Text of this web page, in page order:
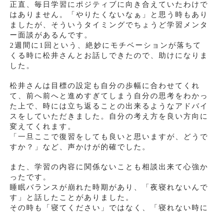
正直、毎日学習にポジティブに向き合えていたわけで
はありません。「やりたくないなぁ」と思う時もあり
ましたが、そういうタイミングでちょうど学習メンタ
ー面談があるんです。
2週間に1回という、絶妙にモチベーションが落ちて
くる時に松井さんとお話しできたので、助けになりま
した。
松井さんは目標の設定も自分の歩幅に合わせてくれ
て、前へ前へと進めすぎてしまう自分の思考をわかっ
た上で、時には立ち返ることの出来るようなアドバイ
スをしていただきました。自分の考え方を良い方向に
変えてくれます。
「一旦ここで復習をしても良いと思いますが、どうで
すか？」など、声かけが的確でした。
また、学習の内容に関係ないことも相談出来て心強か
ったです。
睡眠バランスが崩れた時期があり、「夜寝れないんで
す」と話したことがありました。
その時も「寝てください」ではなく、「寝れない時に